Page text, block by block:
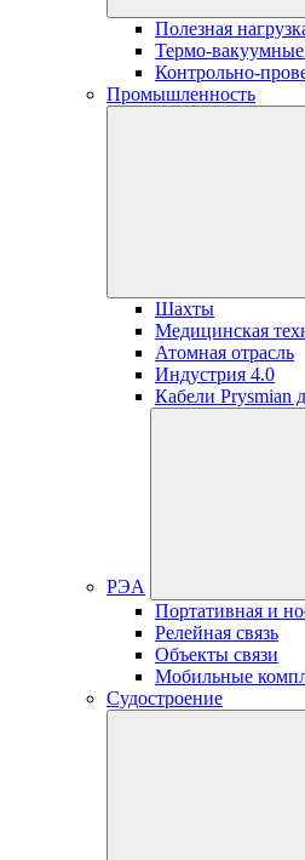
Полезная
Термо-
Контрольно-
Промышленность
Шахты
Медицинская
Атомная отрасль
Индустрия 4.0
Кабели Prysmian
РЭА
Портативная и
Релейная связь
Объекты связи
Мобильные
Судостроение